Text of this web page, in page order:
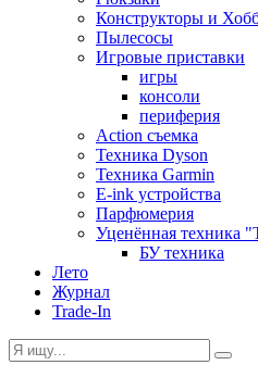
Конструкторы и
Пылесосы
Игровые приставки
игры
консоли
периферия
Action съемка
Техника Dyson
Техника Garmin
E-ink устройства
Парфюмерия
Уценённая техника
БУ техника
Лето
Журнал
Trade-In